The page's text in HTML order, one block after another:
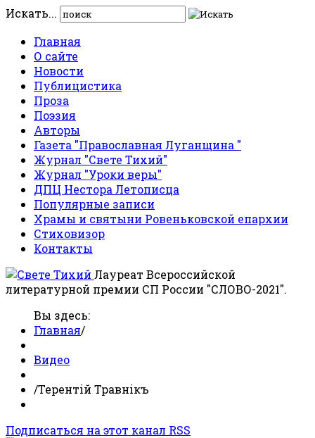
Искать...
Главная
О сайте
Новости
Публицистика
Проза
Поэзия
Авторы
Газета "Православная Луганщина "
Журнал "Свете Тихий"
Журнал "Уроки веры"
ДПЦ Нестора Летописца
Популярные записи
Храмы и святыни Ровеньковской епархии
Стиховизор
Контакты
Лауреат Всероссийской
литературной премии СП России "СЛОВО-2021".
Вы здесь:
Главная/
Видео
/Терентiй Травнiкъ
Подписаться на этот канал RSS